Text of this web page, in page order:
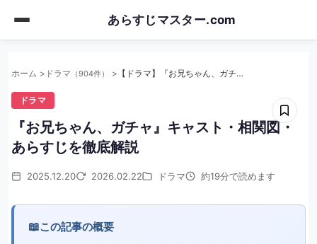
content
あらすじマスター.com
ホーム ドラマ （904件） 【ドラマ】『お兄ちゃん、ガチャ』キャスト・相関図・あらすじを徹底解説
ドラマ
『お兄ちゃん、ガチャ』キャスト・相関図・
あらすじを徹底解説
2025.12.20 2026.02.22 ドラマ 約19分で読めます
📖この記事の概要